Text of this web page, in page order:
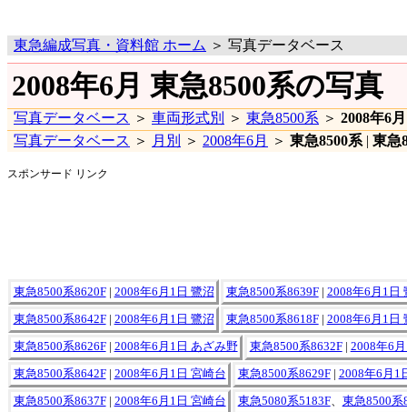
東急編成写真・資料館 ホーム ＞ 写真データベース
2008年6月 東急8500系の写真
写真データベース ＞ 車両形式別 ＞ 東急8500系 ＞ 2008年6月
写真データベース ＞ 月別 ＞ 2008年6月 ＞ 東急8500系 | 東急
スポンサード リンク
東急8500系8620F| 2008年6月1日 鷺沼 東急8500系8639F| 2008年6月1日
東急8500系8642F| 2008年6月1日 鷺沼 東急8500系8618F| 2008年6月1日
東急8500系8626F| 2008年6月1日 あざみ野 東急8500系8632F| 2008年6
東急8500系8642F| 2008年6月1日 宮崎台 東急8500系8629F| 2008年6月1
東急8500系8637F| 2008年6月1日 宮崎台 東急5080系5183F、 東急8500系